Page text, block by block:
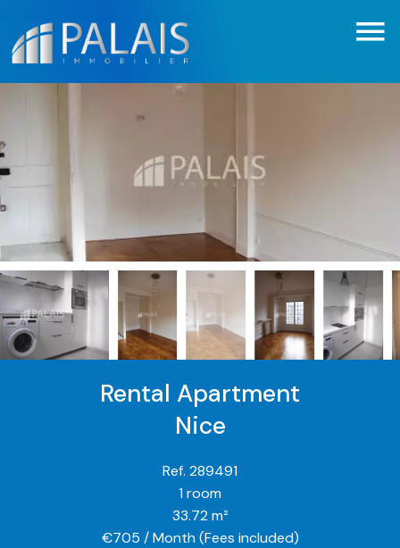
Rental Apartment
Nice
Ref. 289491
1 room
33.72 m²
€705 / Month (Fees included)